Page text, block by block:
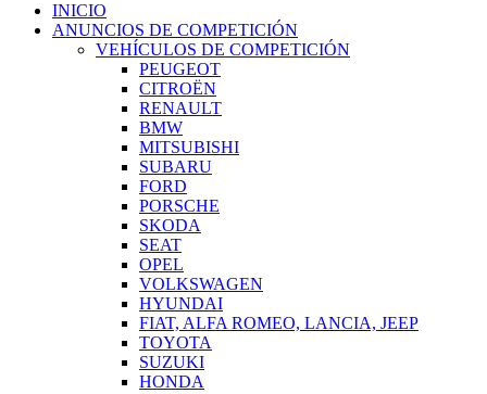
INICIO
ANUNCIOS DE COMPETICIÓN
VEHÍCULOS DE COMPETICIÓN
PEUGEOT
CITROËN
RENAULT
BMW
MITSUBISHI
SUBARU
FORD
PORSCHE
SKODA
SEAT
OPEL
VOLKSWAGEN
HYUNDAI
FIAT, ALFA ROMEO, LANCIA, JEEP
TOYOTA
SUZUKI
HONDA